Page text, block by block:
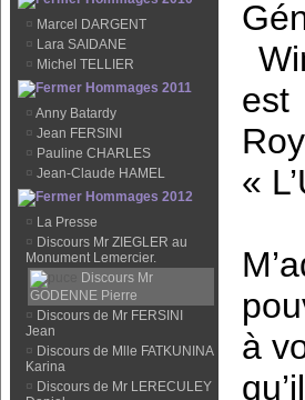
¤ Marcel DARGENT
¤ Lara SAIDANE
¤ Michel TELLIER
Hommages 2011
¤ Anny Batardy
¤ Jean FERSINI
¤ Pauline CHARLES
¤ Jean-Claude HAMEL
Hommages 2012
¤ La Presse
¤ Discours Mr ZIEGLER au
Monument Lemercier.
Discours Mr
GODENNE Pierre
¤ Discours de Mr FERSINI
Jean
¤ Discours de Mlle FATKUNINA
Karina
¤ Discours de Mr LERECULEY
«
à